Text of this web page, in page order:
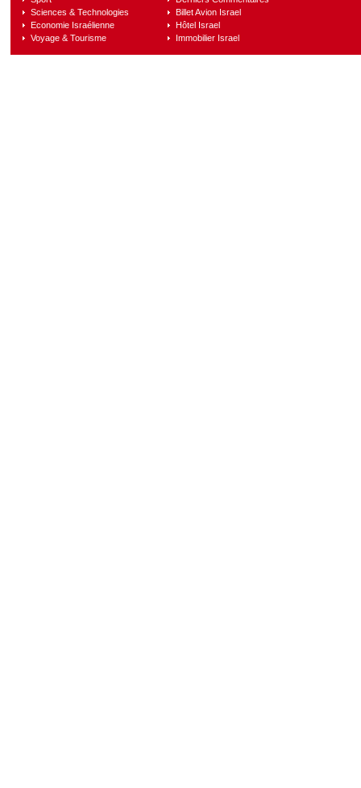
Sciences & Technologies
Economie Israélienne
Voyage & Tourisme
Billet Avion Israel
Hôtel Israel
Immobilier Israel